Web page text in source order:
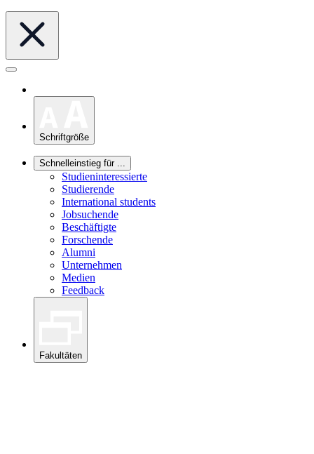
Schriftgröße
Schnelleinstieg für ...
Studieninteressierte
Studierende
International students
Jobsuchende
Beschäftigte
Forschende
Alumni
Unternehmen
Medien
Feedback
Fakultäten